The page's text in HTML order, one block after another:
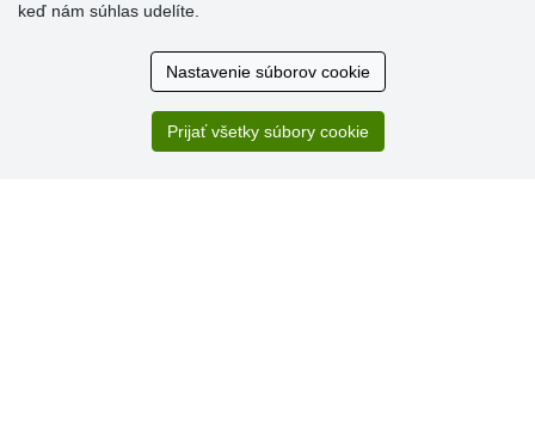
Ústretovosť, pohotovosť. Som spokojná.
Veľká spokojnosť. Volal mi odtiaľ veľmi milý pán, že
zásielka sa nezmestí do boxu, tak sme to dali na poštu....
keď nám súhlas udelíte.
Nastavenie súborov cookie
Prijať všetky súbory cookie